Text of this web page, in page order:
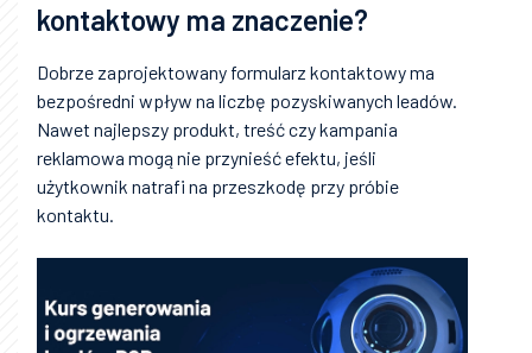
kontaktowy ma znaczenie?
Dobrze zaprojektowany formularz kontaktowy ma
bezpośredni wpływ na liczbę pozyskiwanych leadów.
Nawet najlepszy produkt, treść czy kampania
reklamowa mogą nie przynieść efektu, jeśli
użytkownik natrafi na przeszkodę przy próbie
kontaktu.